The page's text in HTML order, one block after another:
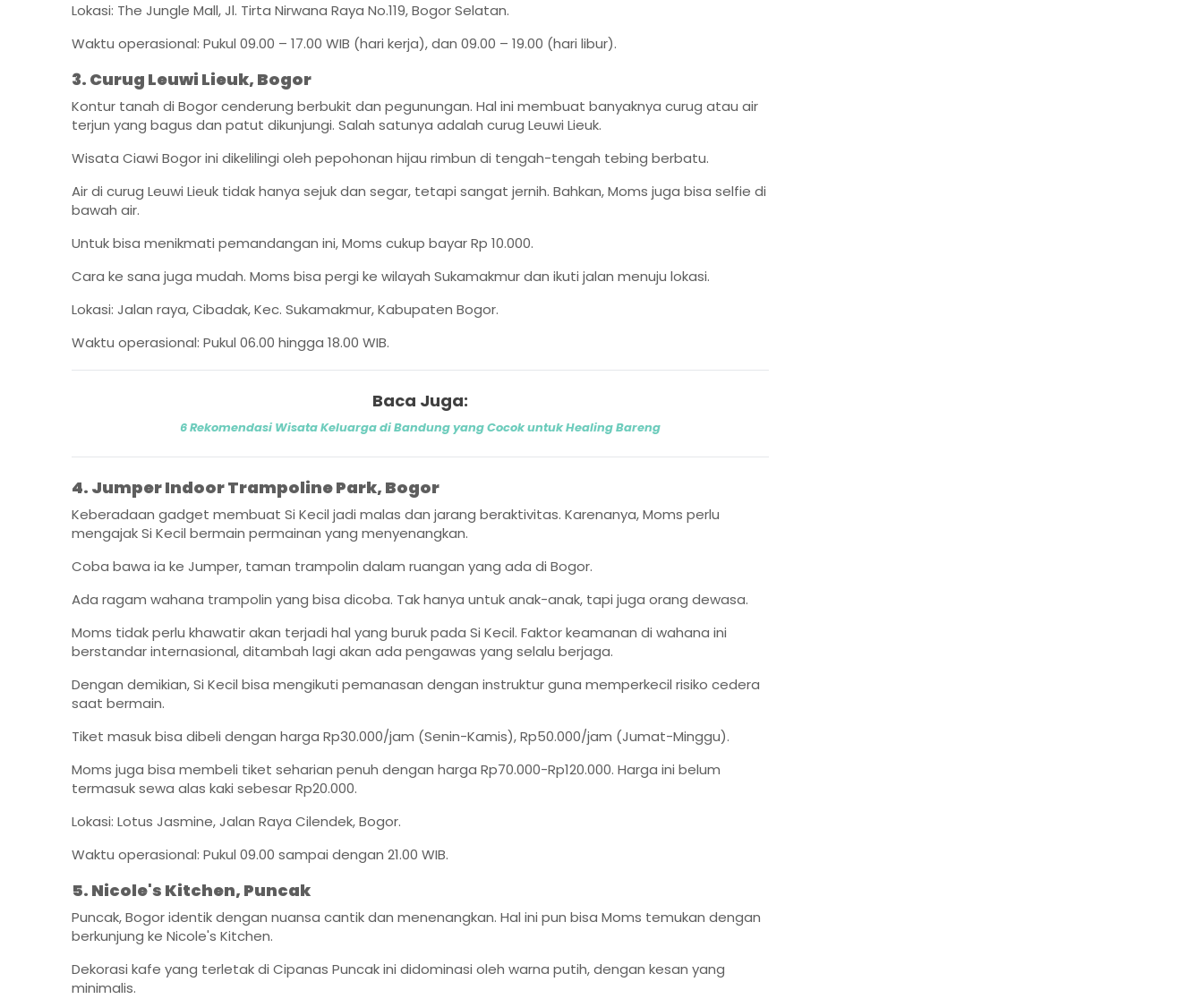
Lokasi: The Jungle Mall, Jl. Tirta Nirwana Raya No.119, Bogor Selatan.
Waktu operasional: Pukul 09.00 – 17.00 WIB (hari kerja), dan 09.00 – 19.00 (hari libur).
3. Curug Leuwi Lieuk, Bogor
Kontur tanah di Bogor cenderung berbukit dan pegunungan. Hal ini membuat banyaknya curug atau air
terjun yang bagus dan patut dikunjungi. Salah satunya adalah curug Leuwi Lieuk.
Wisata Ciawi Bogor ini dikelilingi oleh pepohonan hijau rimbun di tengah-tengah tebing berbatu.
Air di curug Leuwi Lieuk tidak hanya sejuk dan segar, tetapi sangat jernih. Bahkan, Moms juga bisa selfie di
bawah air.
Untuk bisa menikmati pemandangan ini, Moms cukup bayar Rp 10.000.
Cara ke sana juga mudah. Moms bisa pergi ke wilayah Sukamakmur dan ikuti jalan menuju lokasi.
Lokasi: Jalan raya, Cibadak, Kec. Sukamakmur, Kabupaten Bogor.
Waktu operasional: Pukul 06.00 hingga 18.00 WIB.
Baca Juga:
6 Rekomendasi Wisata Keluarga di Bandung yang Cocok untuk Healing Bareng
4. Jumper Indoor Trampoline Park, Bogor
Keberadaan gadget membuat Si Kecil jadi malas dan jarang beraktivitas. Karenanya, Moms perlu
mengajak Si Kecil bermain permainan yang menyenangkan.
Coba bawa ia ke Jumper, taman trampolin dalam ruangan yang ada di Bogor.
Ada ragam wahana trampolin yang bisa dicoba. Tak hanya untuk anak-anak, tapi juga orang dewasa.
Moms tidak perlu khawatir akan terjadi hal yang buruk pada Si Kecil. Faktor keamanan di wahana ini
berstandar internasional, ditambah lagi akan ada pengawas yang selalu berjaga.
Dengan demikian, Si Kecil bisa mengikuti pemanasan dengan instruktur guna memperkecil risiko cedera
saat bermain.
Tiket masuk bisa dibeli dengan harga Rp30.000/jam (Senin-Kamis), Rp50.000/jam (Jumat-Minggu).
Moms juga bisa membeli tiket seharian penuh dengan harga Rp70.000-Rp120.000. Harga ini belum
termasuk sewa alas kaki sebesar Rp20.000.
Lokasi: Lotus Jasmine, Jalan Raya Cilendek, Bogor.
Waktu operasional: Pukul 09.00 sampai dengan 21.00 WIB.
5. Nicole's Kitchen, Puncak
Puncak, Bogor identik dengan nuansa cantik dan menenangkan. Hal ini pun bisa Moms temukan dengan
berkunjung ke Nicole's Kitchen.
Dekorasi kafe yang terletak di Cipanas Puncak ini didominasi oleh warna putih, dengan kesan yang
minimalis.